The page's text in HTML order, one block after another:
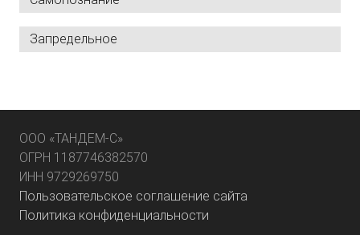
Запредельное
ООО «ТАНДЕМ-С»
ОГРН 1187746382570
ИНН 9729269750
Пользовательское соглашение сайта
Политика конфиденциальности